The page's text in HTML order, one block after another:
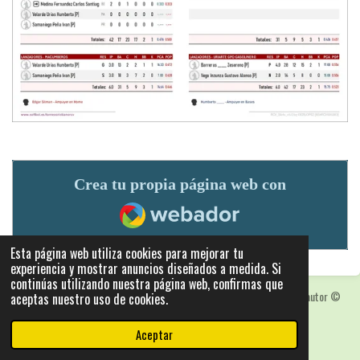
Esta página web utiliza cookies para mejorar tu
experiencia y mostrar anuncios diseñados a medida. Si
continúas utilizando nuestra página web, confirmas que
aceptas nuestro uso de cookies.
Aceptar
Crea tu propia página web con
Webador
Las fotografias y logotipos pueden estar protegidas con derechos de autor©